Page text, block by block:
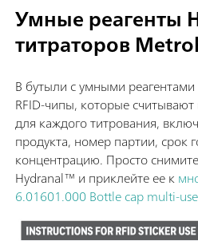
Умные реагенты
титраторов
В бутыли с умными
RFID-чипы, которые
для каждого титрования,
продукта, номер партии, срок
концентрацию. Просто
Hydranal™ и приклейте ее к
6.01601.000 Bottle cap multi-use